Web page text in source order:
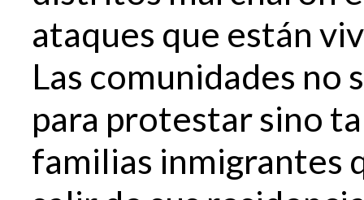
ataques que están
Las comunidades no
para protestar sino
familias inmigrantes